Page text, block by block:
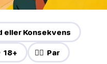
eller Konsekvens
18+ ❤️‍🔥 Par